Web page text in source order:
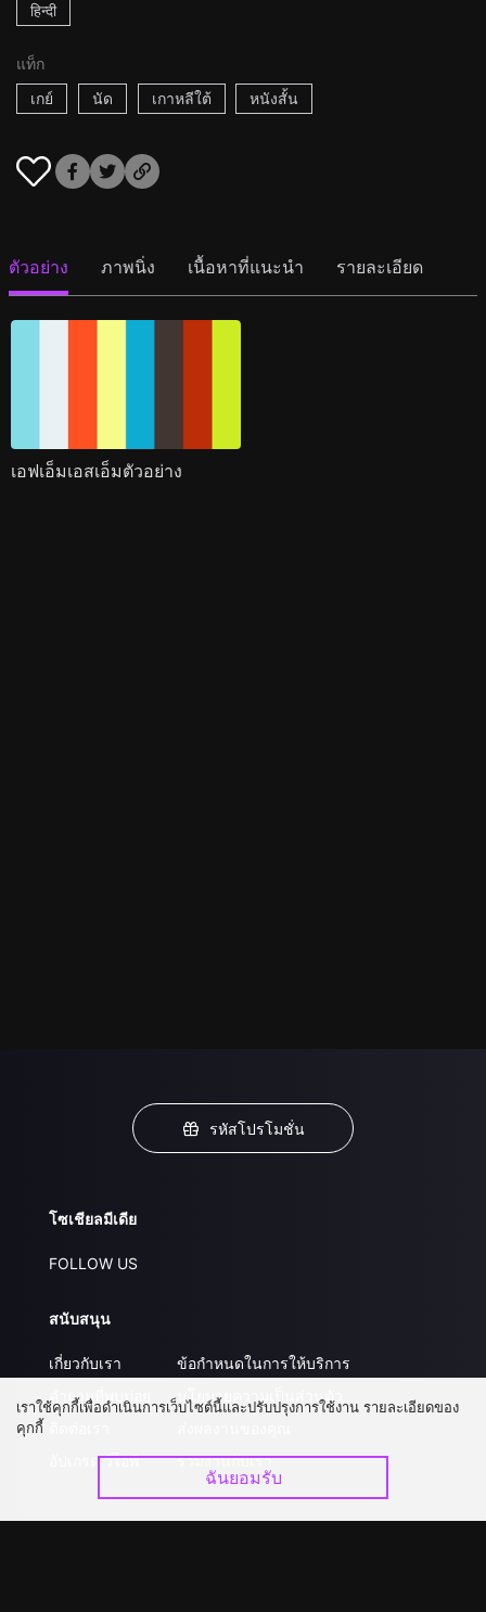
हिन्दी
แท็ก
เกย์
นัด เกาหลีใต้ หนังสั้น
ตัวอย่าง ภาพนิ่ง เนื้อหาที่แนะนำ รายละเอียด
เอฟเอ็มเอสเอ็มตัวอย่าง
รหัสโปรโมชั่น
โซเชียลมีเดีย
FOLLOW US
สนับสนุน
เกี่ยวกับเรา
คำถามที่พบบ่อย
อัปเกรด วีไอพี
ข้อกำหนดในการให้บริการ
นโยบายความเป็นส่วนตัว
ร่วมงานกับเรา
เราใช้คุกกี้เพื่อดำเนินการเว็บไซต์นี้และปรับปรุงการใช้งาน รายละเอียดของ
คุกกี้
ฉันยอมรับ